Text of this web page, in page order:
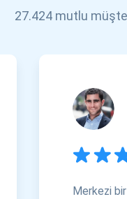
27.424 mutlu
Merkezi